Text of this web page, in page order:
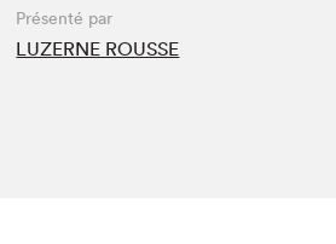
Présenté par
LUZERNE ROUSSE